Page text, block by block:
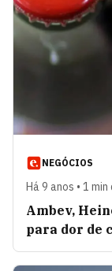
NEGÓCIOS
Há 9 anos • 1
Ambev,
para dor de